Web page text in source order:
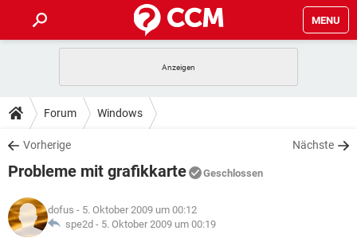
MENU
ANDROID
WINDOWS 10
WHATSAPP TIKTOK
FACEBOOK
TIPPS & TRICKS
SPIELE
WHATSAPP TIKTOK
FACEBOOK
DOWNLOADS
SPIELE STREAMING
ANDROID
WINDOWS 10 INSTAGRAM
SPIELE STREAMING
ANDROID
LEXIKON
Forum Windows
Vorherige Nächste
Probleme mit grafikkarte Geschlossen
dofus - 5. Oktober 2009 um 00:12
spe2d - 5. Oktober 2009 um 00:19